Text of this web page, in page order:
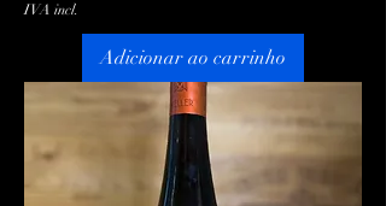
IVA incl.
Adicionar ao carrinho